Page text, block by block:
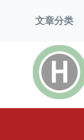
文章分类